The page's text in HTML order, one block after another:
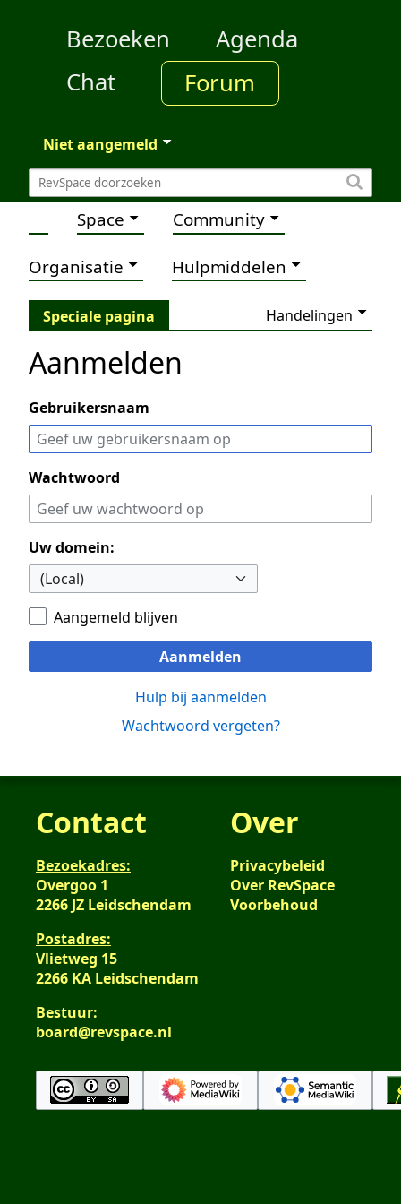
Bezoeken
Agenda
Chat
Forum
Niet aangemeld
Space Community
Organisatie Hulpmiddelen
Speciale pagina Handelingen
Aanmelden
Gebruikersnaam
Wachtwoord
Uw domein:
Aangemeld blijven
Aanmelden
Hulp bij aanmelden
Wachtwoord vergeten?
Contact
Bezoekadres:
Overgoo 1
2266 JZ Leidschendam
Postadres:
Vlietweg 15
2266 KA Leidschendam
Bestuur:
board@revspace.nl
Over
Privacybeleid
Over RevSpace
Voorbehoud